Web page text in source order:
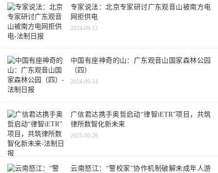
专家说法：北京专家研讨广东观音山被南方电
网拒供电
2024-09-12
中国有座神奇的山：广东观音山国家森林公园
（四）
2024-09-14
广信君达携手奥哲启动“律智iETR”项目，共筑
律所数智化新未来
2025-10-28
云南怒江：“警校家”协作机制破解未成年人游